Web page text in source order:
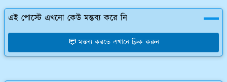
এই পোস্টে এখনো কেউ মন্তব্য করে নি
মন্তব্য করতে এখানে ক্লিক করুন